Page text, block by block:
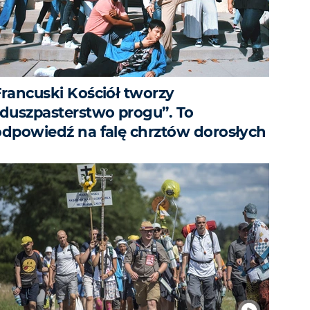
Kościół tworzy
progu”. To
na falę chrztów dorosłych